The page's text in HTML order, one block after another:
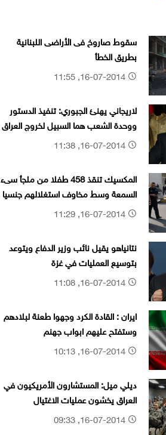
سقوط صاروخ فى الأراضى اللبنانية
بطريق الخطأ
لاريجاني يهنئ الجبوري: تنفیذ الدستور
ووحدة الشعب هما السبيل لخروج العراق
من أزمته الراهنة
المكسيك تنقذ 458 طفلا من ملجأ سىء
السمعة وسط مخاوف استغلالهم جنسيا
نتانياهو يقيل نائب وزير الدفاع ويتوعد
بتوسيع العمليات في غزة
ايران : القادة الكرد وجهوا طعنة لبلادهم
وستفتح عليهم ابواب جهنم
ديلي ميل: المستشارون الأمريكيون في
العراق يخشون عمليات الاغتيال